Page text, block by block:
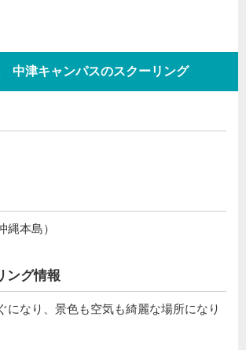
中津キャンパスのスクーリング
縄本島）
ング情報
になり、景色も空気も綺麗な場所になり